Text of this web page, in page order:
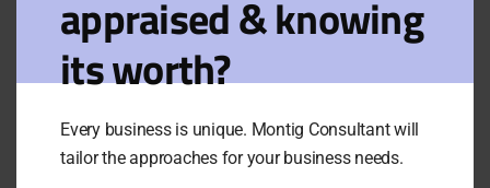
aliquam. Sed tempor iaculis massa
faucibus feugiat. In fermentum facilisis
massa, a consequat purus viverra.
Visit Website
appraised & knowing
its worth?
Every business is unique. Montig Consultant will
tailor the approaches for your business needs.